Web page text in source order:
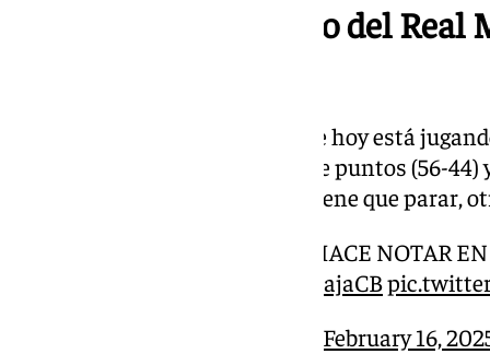
21.16 | Tiempo muerto del Real
Enloquece la afición cajista, que hoy está
Arena. El Unicaja se pone a doce puntos (56-
diferencia en el encuentro. Lo tiene que parar,
¡EL INFIERNO VERDE SE HACE NOTAR
@unicajaCB
February 16,